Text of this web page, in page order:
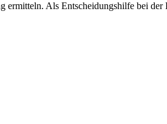
ermitteln. Als Entscheidungshilfe bei